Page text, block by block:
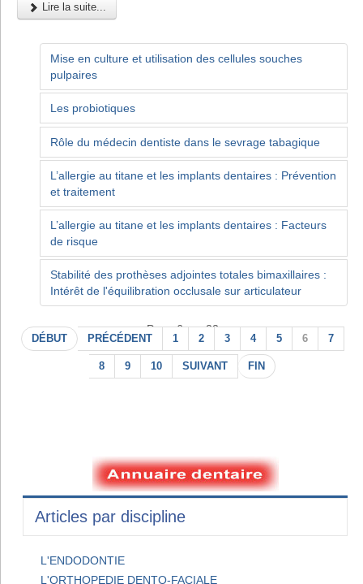
Lire la suite...
Mise en culture et utilisation des cellules souches
pulpaires
Les probiotiques
Rôle du médecin dentiste dans le sevrage tabagique
L’allergie au titane et les implants dentaires : Prévention
et traitement
L’allergie au titane et les implants dentaires : Facteurs
de risque
Stabilité des prothèses adjointes totales bimaxillaires :
Intérêt de l'équilibration occlusale sur articulateur
Page 6 sur 22
DÉBUT PRÉCÉDENT 1 2 3 4 5 6 7
8 9 10 SUIVANT FIN
Articles par discipline
L'ENDODONTIE
L'ORTHOPEDIE DENTO-FACIALE